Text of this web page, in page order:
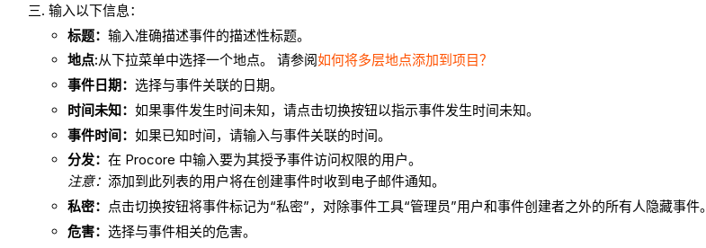
输入以下信息：
标题：输入准确描述事件的描述性标题。
地点:从下拉菜单中选择一个地点。 请参阅如何将多层地点添加到项目？
事件日期：选择与事件关联的日期。
时间未知：如果事件发生时间未知，请点击切换按钮以指示事件发生时间未知。
事件时间：如果已知时间，请输入与事件关联的时间。
分发：在 Procore 中输入要为其授予事件访问权限的用户。
注意：添加到此列表的用户将在创建事件时收到电子邮件通知。
私密： 点击切换按钮将事件标记为“私密”，对除事件工具“管理员”用户和事件创建者之外的所有人隐藏事件。
危害：选择与事件相关的危害。